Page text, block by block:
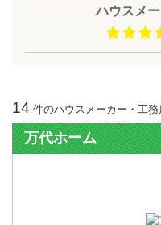
ハウスメ
14 件のハウスメーカー・工務
万代ホーム